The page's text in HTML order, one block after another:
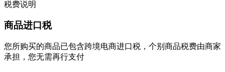
税费说明
商品进口税
您所购买的商品已包含跨境电商进口税，个别商品税费由商家
承担，您无需再行支付